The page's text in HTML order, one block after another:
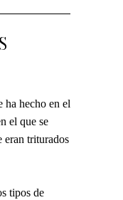
ha hecho en el
el que se
eran triturados
tipos de